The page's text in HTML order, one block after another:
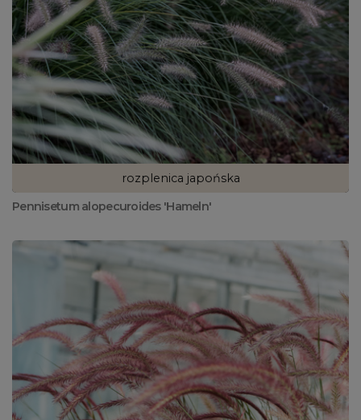
rozplenica japońska
Pennisetum alopecuroides 'Hameln'